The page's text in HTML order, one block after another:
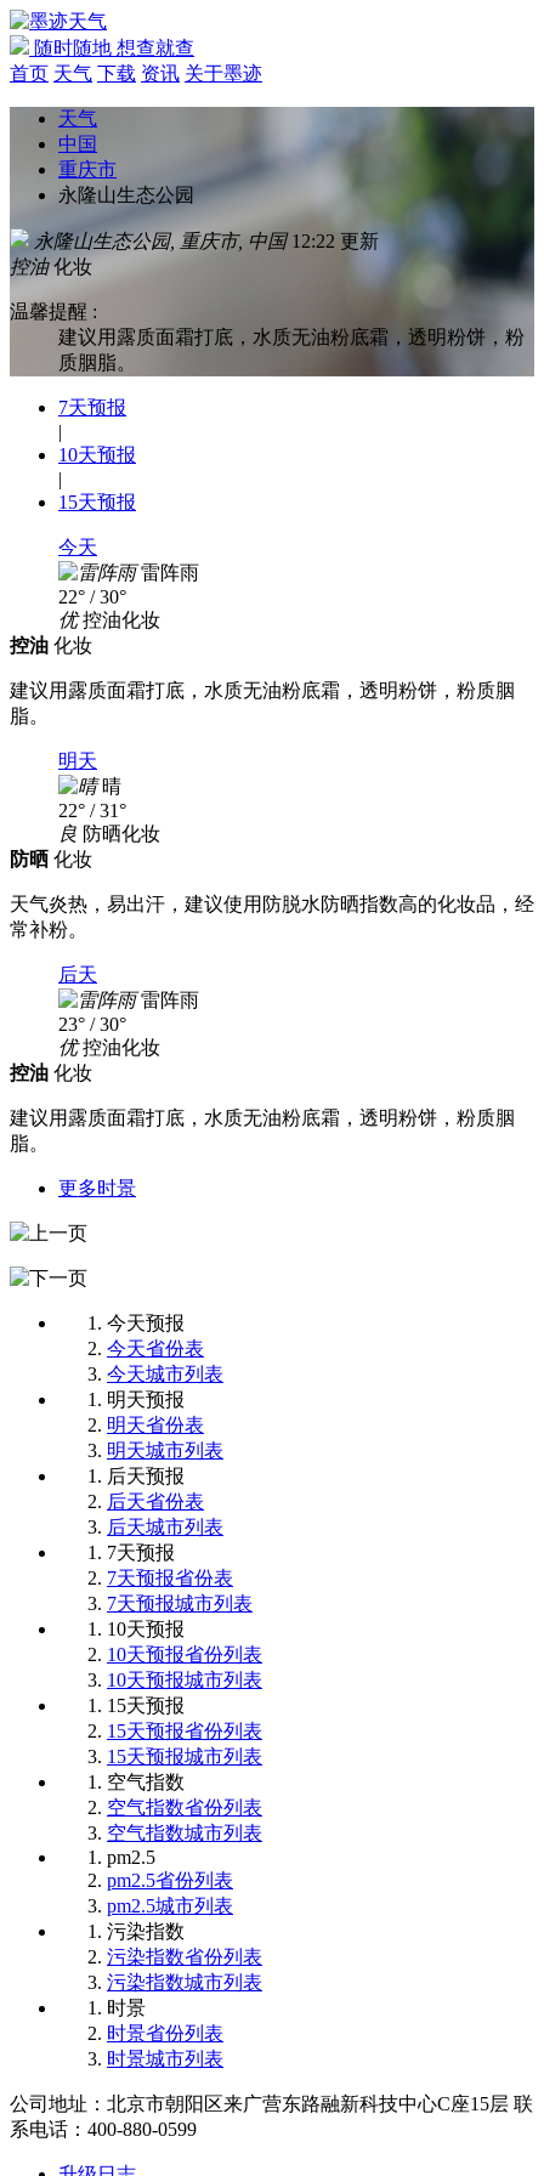
随时随地 想查就查
首页 天气 下载 资讯 关于墨迹
天气
中国
重庆市
永隆山生态公园
永隆山生态公园, 重庆市, 中国 12:22 更新
控油 化妆
温馨提醒 :
建议用露质面霜打底，水质无油粉底霜，透明粉饼，粉
质胭脂。
7天预报
|
10天预报
|
15天预报
今天
雷阵雨
22° / 30°
优控油化妆
控油 化妆
建议用露质面霜打底，水质无油粉底霜，透明粉饼，粉质胭
脂。
明天
晴
22° / 31°
良 防晒化妆
防晒 化妆
天气炎热，易出汗，建议使用防脱水防晒指数高的化妆品，经
常补粉。
后天
雷阵雨
23° / 30°
优控油化妆
控油 化妆
建议用露质面霜打底，水质无油粉底霜，透明粉饼，粉质胭
脂。
更多时景
今天预报
今天省份表
今天城市列表
明天预报
明天省份表
明天城市列表
后天预报
后天省份表
后天城市列表
7天预报
7天预报省份表
7天预报城市列表
10天预报
10天预报省份列表
10天预报城市列表
15天预报
15天预报省份列表
15天预报城市列表
空气指数
空气指数省份列表
空气指数城市列表
pm2.5
pm2.5省份列表
pm2.5城市列表
污染指数
污染指数省份列表
污染指数城市列表
时景
时景省份列表
时景城市列表
公司地址：北京市朝阳区来广营东路融新科技中心C座15层 联
系电话：400-880-0599